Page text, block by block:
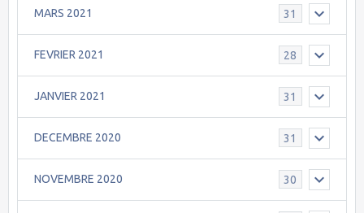
MARS 2021 31
FEVRIER 2021 28
JANVIER 2021 31
DECEMBRE 2020 31
NOVEMBRE 2020 30